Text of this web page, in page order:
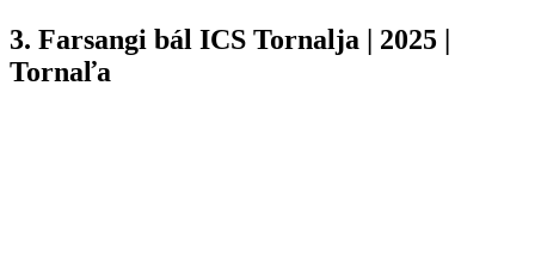
3. Farsangi bál ICS Tornalja | 2025 |
Tornaľa